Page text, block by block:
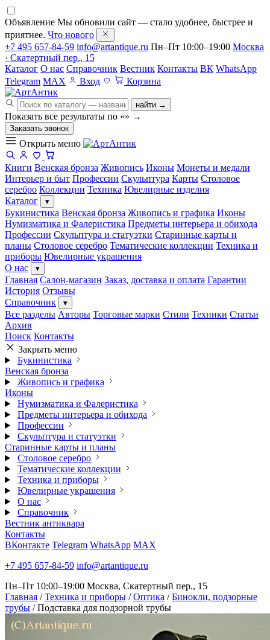
Объявление Мы обновили сайт — стало удобнее, быстрее и
приятнее. Что нового
+7 495 657-84-59 info@artantique.ru Пн–Пт 10:00–19:00 Москва
· Скатертный пер., 15
Каталог О нас Справочник Вестник Контакты ВК WhatsApp
Telegram MAX Вход Корзина
найти →
Показать все результаты по «» →
Заказать звонок
Открыть меню
Книги Венская бронза Живопись Иконы Монеты и медали
Интерьер и быт Профессии Скульптура Карты Столовое
серебро Коллекции Техника Ювелирные изделия
Каталог
▾
Букинистика Венская бронза Живопись и графика Иконы
Нумизматика и Фалеристика Предметы интерьера и обихода
Профессии Скульптура и статуэтки Старинные карты и
планы Столовое серебро Тематические коллекции Техника и
приборы Ювелирные украшения
О нас
▾
Главная Салон-магазин Заказ, доставка и оплата Гарантии
История Отзывы
Справочник
▾
Все разделы Авторы Торговые марки Стили Техники Статьи
Архив
Поиск Контакты
Закрыть меню
Букинистика
Венская бронза
Живопись и графика
Иконы
Нумизматика и Фалеристика
Предметы интерьера и обихода
Профессии
Скульптура и статуэтки
Старинные карты и планы
Столовое серебро
Тематические коллекции
Техника и приборы
Ювелирные украшения
О нас
Справочник
Вестник антиквара
Контакты
ВКонтакте Telegram WhatsApp MAX
+7 495 657-84-59 info@artantique.ru
Пн–Пт 10:00–19:00 Москва, Скатертный пер., 15
Главная / Техника и приборы / Оптика / Бинокли, подзорные
трубы / Подставка для подзорной трубы